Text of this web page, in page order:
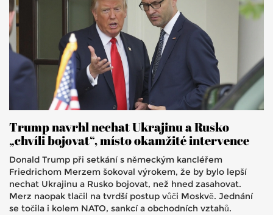
Trump navrhl nechat Ukrajinu a Rusko
„chvíli bojovat“, místo okamžité intervence
Donald Trump při setkání s německým kancléřem
Friedrichom Merzem šokoval výrokem, že by bylo lepší
nechat Ukrajinu a Rusko bojovat, než hned zasahovat.
Merz naopak tlačil na tvrdší postup vůči Moskvě. Jednání
se točila i kolem NATO, sankcí a obchodních vztahů.